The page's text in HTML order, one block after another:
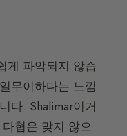
게 파악되지 않습
무이하다는 느낌
다. Shalimar이거
협은 맞지 않으